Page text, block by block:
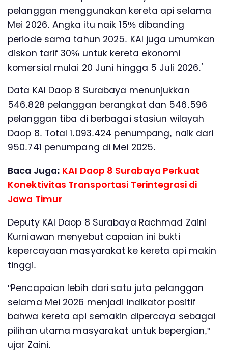
pelanggan menggunakan kereta api selama
Mei 2026. Angka itu naik 15% dibanding
periode sama tahun 2025. KAI juga umumkan
diskon tarif 30% untuk kereta ekonomi
komersial mulai 20 Juni hingga 5 Juli 2026.`
Data KAI Daop 8 Surabaya menunjukkan
546.828 pelanggan berangkat dan 546.596
pelanggan tiba di berbagai stasiun wilayah
Daop 8. Total 1.093.424 penumpang, naik dari
950.741 penumpang di Mei 2025.
Baca Juga: KAI Daop 8 Surabaya Perkuat
Konektivitas Transportasi Terintegrasi di
Jawa Timur
Deputy KAI Daop 8 Surabaya Rachmad Zaini
Kurniawan menyebut capaian ini bukti
kepercayaan masyarakat ke kereta api makin
tinggi.
"Pencapaian lebih dari satu juta pelanggan
selama Mei 2026 menjadi indikator positif
bahwa kereta api semakin dipercaya sebagai
pilihan utama masyarakat untuk bepergian,"
ujar Zaini.